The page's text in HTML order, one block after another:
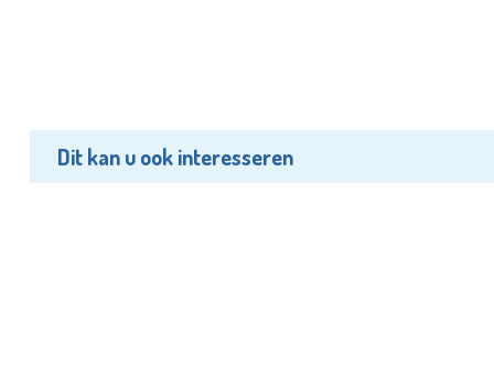
Dit kan u ook interesseren